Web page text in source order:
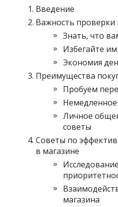
Введение
Важность проверки
Знать, что
Избегайте
Экономия
Преимущества
Пробуем
Личное
советы
Советы по
в магазине
магазина